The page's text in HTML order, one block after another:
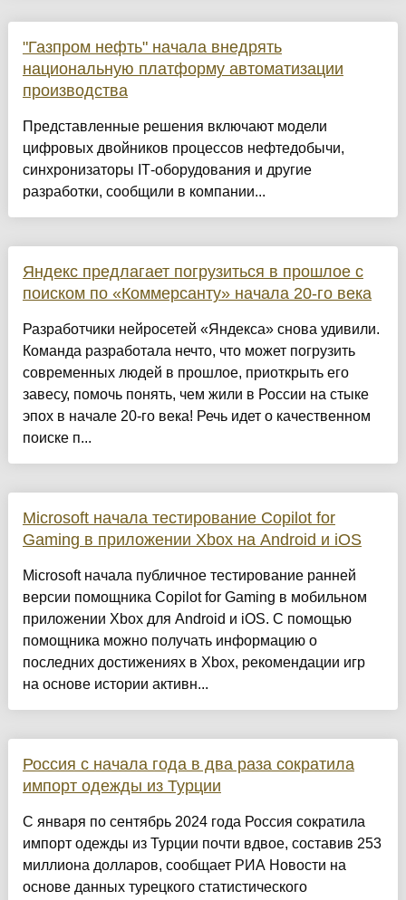
"Газпром нефть" начала внедрять
национальную платформу автоматизации
производства
Представленные решения включают модели
цифровых двойников процессов нефтедобычи,
синхронизаторы IТ-оборудования и другие
разработки, сообщили в компании...
Яндекс предлагает погрузиться в прошлое с
поиском по «Коммерсанту» начала 20-го века
Разработчики нейросетей «Яндекса» снова удивили.
Команда разработала нечто, что может погрузить
современных людей в прошлое, приоткрыть его
завесу, помочь понять, чем жили в России на стыке
эпох в начале 20-го века! Речь идет о качественном
поиске п...
Microsoft начала тестирование Copilot for
Gaming в приложении Xbox на Android и iOS
Microsoft начала публичное тестирование ранней
версии помощника Copilot for Gaming в мобильном
приложении Xbox для Android и iOS. С помощью
помощника можно получать информацию о
последних достижениях в Xbox, рекомендации игр
на основе истории активн...
Россия с начала года в два раза сократила
импорт одежды из Турции
С января по сентябрь 2024 года Россия сократила
импорт одежды из Турции почти вдвое, составив 253
миллиона долларов, сообщает РИА Новости на
основе данных турецкого статистического